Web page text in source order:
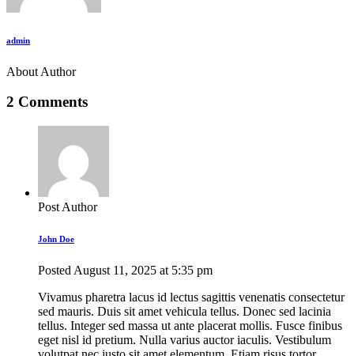
admin
About Author
2 Comments
Post Author
John Doe
Posted August 11, 2025 at 5:35 pm
Vivamus pharetra lacus id lectus sagittis venenatis consectetur
sed mauris. Duis sit amet vehicula tellus. Donec sed lacinia
tellus. Integer sed massa ut ante placerat mollis. Fusce finibus
eget nisl id pretium. Nulla varius auctor iaculis. Vestibulum